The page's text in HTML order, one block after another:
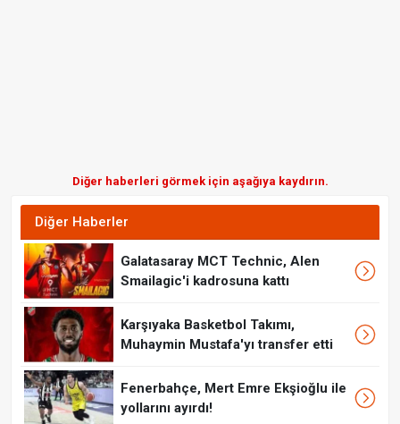
Diğer haberleri görmek için aşağıya kaydırın.
Diğer Haberler
Galatasaray MCT Technic, Alen
Smailagic'i kadrosuna kattı
Karşıyaka Basketbol Takımı,
Muhaymin Mustafa'yı transfer etti
Fenerbahçe, Mert Emre Ekşioğlu ile
yollarını ayırdı!